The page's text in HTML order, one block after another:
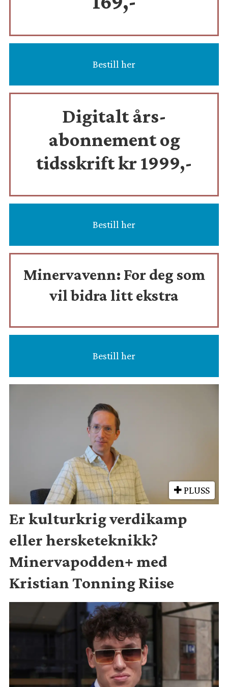
Bestill her
Digitalt års-
abonnement og
tidsskriftkr 1999,-
Bestill her
Minervavenn: For deg som
vil bidra litt ekstra
Bestill her
PLUSS
Er kulturkrig verdikamp
eller hersketeknikk?
Minervapodden+ med
Kristian Tonning Riise